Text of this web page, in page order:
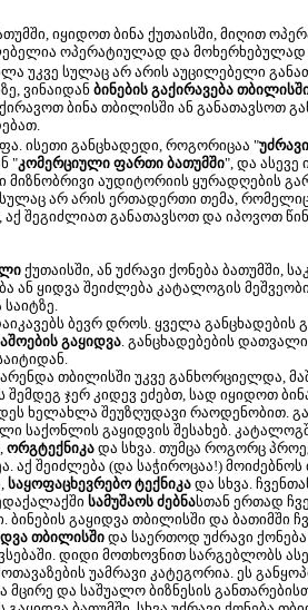
იყიდოთ ბინა ქუთაისში, მიღით
ოპერატიულად და
უკვე სულაც არ არის აუცილებელი
ვინაიდანბინების გაქირავება
ბინა თბილისში ან განათავსოთ
ისეთი განცხადედი, როგორიცაა "
"კომერციული ფართი ბათუმში", და ასევე
მიზნობრივი აუდიტორიის ყურადღების
არ არის ერთადერთი თემა,
, აქ შეგიძლიათ განათავსოთ და იპოვოთ
ქუთაისში, ან უძრავი ქონება ბათუმში,
ან ყიდვა შეიძლება კატალოგის
ბევრ დროს. ყველა განცხადების
გაყიდვა. განცხადებების
თბილისში უკვე განხორციელდა,
ჯერ კიდევ ეძებთ, სად იყიდოთ
ხელახლა შეუზღუდავი რაოდენობით.
საქონლის გაყიდვის შესახებ.
, ორგტექნიკა და სხვა. თუმცა როგორც
აქ შეიძლება (და საჭიროცაა!)
საყოფაცხევრებო ტექნიკა და სხვა.
სამუშაოს ძებნასთან ერთად
ბინების გაყიდვა თბილისში და ბათიმში
თბილისშიდა საერთოდ უძრავი
დიდი მოთხოვნით სარგებლობს
უამრავი კატეგორია. ეს
და საშუალო ბიზნესის